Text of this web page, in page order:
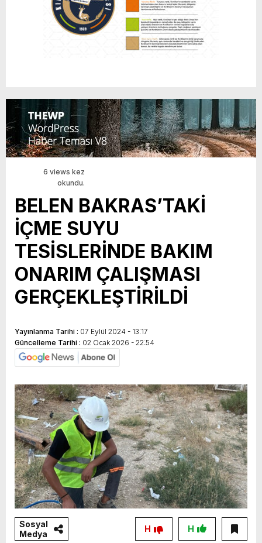
6 views kez
okundu.
BELEN BAKRAS’TAKİ
İÇME SUYU
TESİSLERİNDE BAKIM
ONARIM ÇALIŞMASI
GERÇEKLEŞTİRİLDİ
Yayınlanma Tarihi : 07 Eylül 2024 - 13:17
Güncelleme Tarihi : 02 Ocak 2026 - 22:54
Sosyal
Medya
H
H